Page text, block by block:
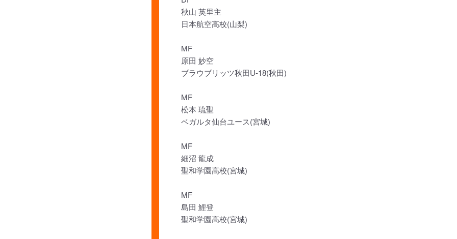
秋山 英里主
日本航空高校(山梨)
MF
原田 妙空
ブラウブリッツ秋田U-18(秋田)
MF
松本 琉聖
ベガルタ仙台ユース(宮城)
MF
細沼 龍成
聖和学園高校(宮城)
MF
島田 鯉登
聖和学園高校(宮城)